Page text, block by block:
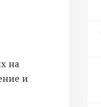
на
и